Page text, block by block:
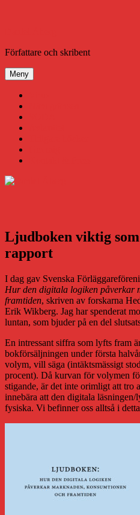
Författare och skribent
Meny
Ljudboken viktig
rapport
I dag gav Svenska
Hur den digitala logiken påverkar
framtiden, skriven av forskarna
Erik Wikberg. Jag har spenderat
luntan, som bjuder på en del
En intressant siffra som lyfts fram
bokförsäljningen under första
volym, vill säga (intäktsmässigt
procent). Då kurvan för volymen
stigande, är det inte orimligt att tro
innebära att den digitala
fysiska. Vi befinner oss alltså i